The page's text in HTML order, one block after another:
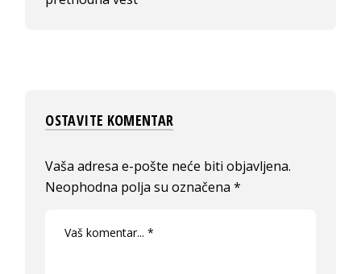
OSTAVITE KOMENTAR
Vaša adresa e-pošte neće biti objavljena.
Neophodna polja su označena*